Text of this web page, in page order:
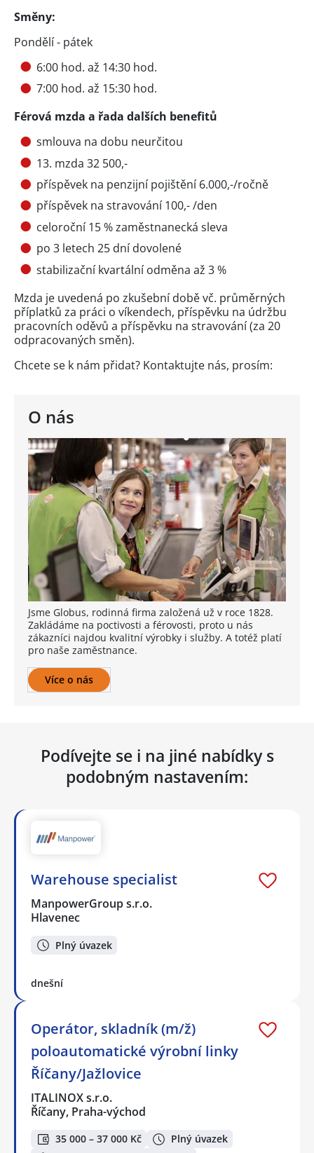
O nás
Jsme Globus, rodinná firma založená už v roce 1828.
Zakládáme na poctivosti a férovosti, proto u nás
zákazníci najdou kvalitní výrobky i služby. A totéž platí
pro naše zaměstnance.
Více o nás
Směny:
Pondělí - pátek
6:00 hod. až 14:30 hod.
7:00 hod. až 15:30 hod.
Férová mzda a řada dalších benefitů
smlouva na dobu neurčitou
13. mzda 32 500,-
příspěvek na penzijní pojištění 6.000,-/ročně
příspěvek na stravování 100,- /den
celoroční 15 % zaměstnanecká sleva
po 3 letech 25 dní dovolené
stabilizační kvartální odměna až 3 %
Mzda je uvedená po zkušební době vč. průměrných
příplatků za práci o víkendech, příspěvku na údržbu
pracovních oděvů a příspěvku na stravování (za 20
odpracovaných směn).
Chcete se k nám přidat? Kontaktujte nás, prosím:
Podívejte se i na jiné nabídky s
podobným nastavením:
Warehouse specialist
ManpowerGroup s.r.o.
Hlavenec
Plný úvazek
dnešní
Operátor, skladník (m/ž)
poloautomatické výrobní linky
Říčany/Jažlovice
ITALINOX s.r.o.
Říčany, Praha-východ
35 000 – 37 000 Kč
Plný úvazek